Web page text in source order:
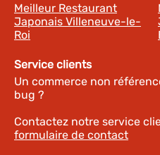
Meilleur Restaurant
Japonais Villeneuve-le-
Roi
Service clients
Un commerce non
bug ?
Contactez notre service
formulaire de contact